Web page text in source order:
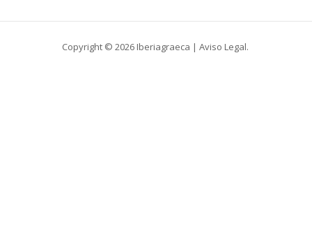
Copyright © 2026 Iberiagraeca | Aviso Legal.